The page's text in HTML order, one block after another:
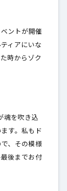
ントが開催
ィアにいな
時からゾク
魂を吹き込
す。私もド
、その模様
後までお付